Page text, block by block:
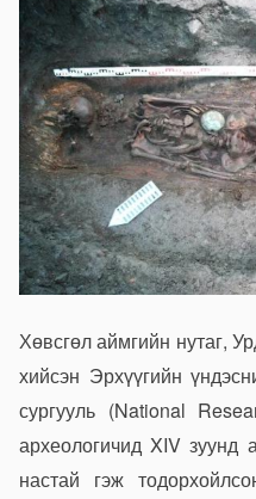
Хөвсгөл аймгийн нутаг,
хийсэн Эрхүүгийн
сургууль (National
археологичид XIV зуунд
настай гэж